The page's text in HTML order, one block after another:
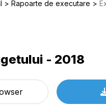
Rapoarte de executare
- 2018